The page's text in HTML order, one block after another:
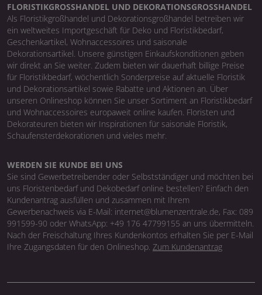
FLORISTIKGROSSHANDEL UND DEKORATIONSGROSSHANDEL
Als Floristikgroßhandel und Dekorationsgroßhandel betreiben wir
ein weltweites Importgeschäft für Deko und Floristikbedarf,
Geschenkartikel, Wohnaccessoires und saisonale
Dekorationsartikel. Unsere günstigen Einkaufskonditionen geben
wir direkt an Sie weiter. Zudem bieten wir dauerhaft billige Preise
für Floristikbedarf, wöchentlich Sonderpreise auf aktuelle Floristik
und Dekorationsartikel sowie Rabatte und Aktionen an. Über
unseren Onlineshop können Sie unser Sortiment an Floristikbedarf
und Wohnaccessoires europaweit online kaufen. Floristen und
Dekorateuren bieten wir Inspirationen für saisonale Floristik,
Schaufensterdekorationen und vieles mehr.
WERDEN SIE KUNDE BEI UNS
Sie sind Gewerbetreibender oder Selbstständiger und möchten bei
uns Floristenbedarf und Dekobedarf online bestellen? Einfach den
Kundenantrag ausfüllen und zusammen mit Ihrem
Gewerbenachweis via E-Mail: internet@blumenzentrale.de, Fax: 089
991599-90 oder WhatsApp: +49 176 47799155 an uns übermitteln.
Nach der Freischaltung Ihres Kundenkontos erhalten Sie per E-Mail
Ihre Zugangsdaten für den Onlineshop. Zum Kundenantrag